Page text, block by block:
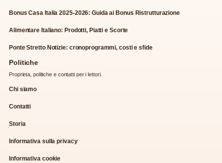
Bonus Casa Italia 2025-2026: Guida ai Bonus Ristrutturazione
Alimentare Italiano: Prodotti, Piatti e Scorte
Ponte Stretto Notizie: cronoprogrammi, costi e sfide
Politiche
Proprieta, politiche e contatti per i lettori.
Chi siamo
Contatti
Storia
Informativa sulla privacy
Informativa cookie